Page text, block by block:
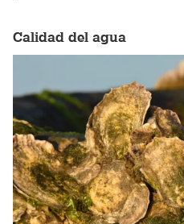
Calidad del agua